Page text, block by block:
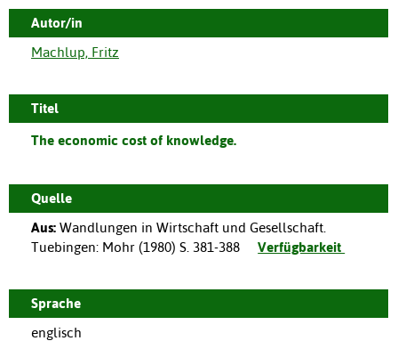
Autor/in
Machlup, Fritz
Titel
The economic cost of knowledge.
Quelle
Aus: Wandlungen in Wirtschaft und Gesellschaft.
Tuebingen: Mohr (1980) S. 381-388 Verfügbarkeit
Sprache
englisch